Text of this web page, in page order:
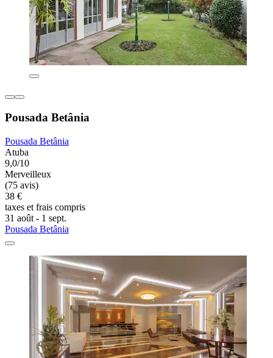
Pousada Betânia
Pousada Betânia
Atuba
9,0/10
Merveilleux
(75 avis)
38 €
taxes et frais compris
31 août - 1 sept.
Pousada Betânia